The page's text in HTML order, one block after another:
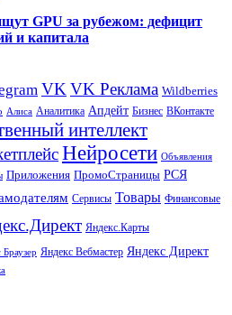
GPU за рубежом: дефицит
и капитала
VKVK Реклама Wildberries
Алиса Аналитика Апдейт Бизнес ВКонтакте
интеллект
Нейросети Объявления
Приложения ПромоСтраницы РСЯ
Сервисы Товары Финансовые
Яндекс.Карты
Браузер Яндекс Вебмастер Яндекс Директ